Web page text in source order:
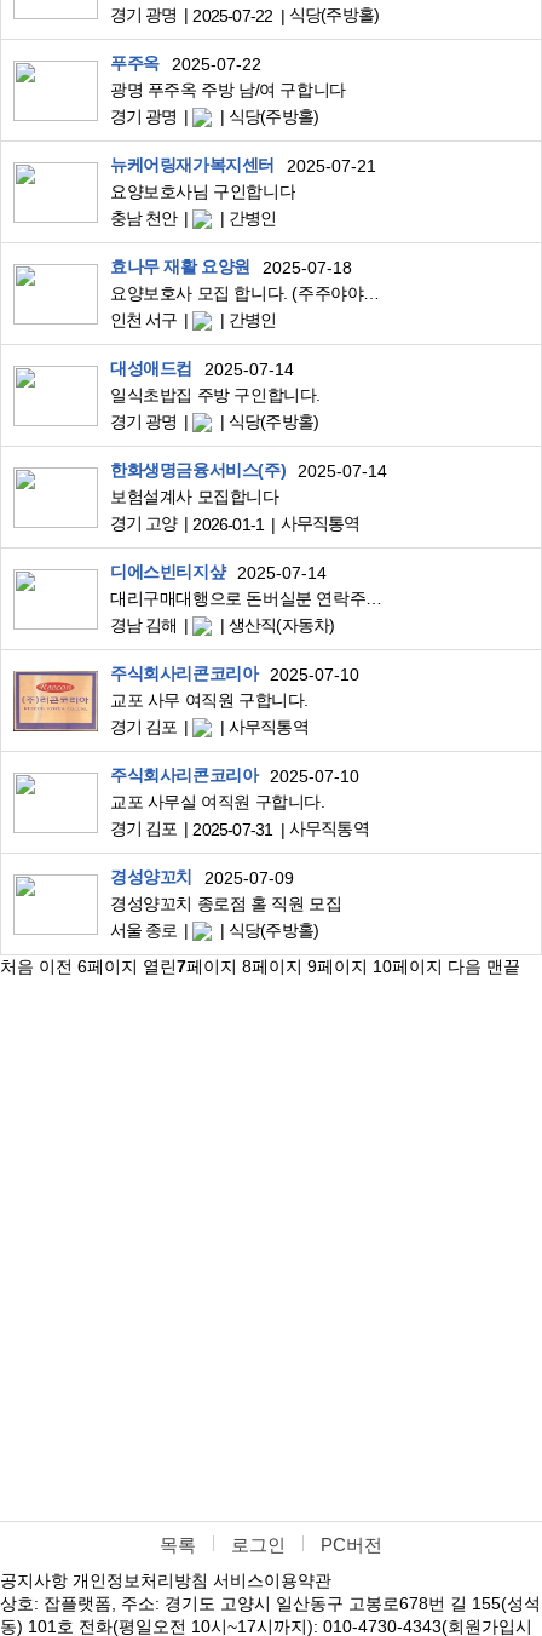
경기 광명
2025-07-22 식당(주방홀)
푸주옥
2025-07-22
광명 푸주옥 주방 남/여 구합니다
경기 광명
식당(주방홀)
뉴케어링재가복지센터
2025-07-21
요양보호사님 구인합니다
충남 천안
간병인
효나무 재활 요양원
2025-07-18
요양보호사 모집 합니다. (주주야야비비)
인천 서구
간병인
대성애드컴
2025-07-14
일식초밥집 주방 구인합니다.
경기 광명
식당(주방홀)
한화생명금융서비스(주)
2025-07-14
보험설계사 모집합니다
경기 고양
2026-01-1 사무직통역
디에스빈티지샾
2025-07-14
경남 김해
생산직(자동차)
주식회사리콘코리아
2025-07-10
교포 사무 여직원 구합니다.
경기 김포
사무직통역
주식회사리콘코리아
2025-07-10
교포 사무실 여직원 구합니다.
경기 김포
2025-07-31 사무직통역
경성양꼬치
2025-07-09
경성양꼬치 종로점 홀 직원 모집
서울 종로
식당(주방홀)
처음 이전 6페이지 열린7페이지 8페이지 9페이지 10페이지 다음 맨끝
목록 로그인 PC버전
공지사항 개인정보처리방침 서비스이용약관
상호: 잡플랫폼, 주소: 경기도 고양시 일산동구 고봉로678번 길 155(성석
동) 101호 전화(평일오전 10시~17시까지): 010-4730-4343(회원가입시